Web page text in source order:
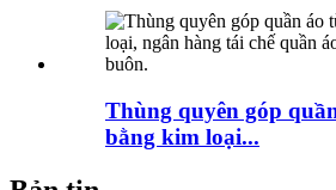
Thùng quyên góp
bằng kim loại...